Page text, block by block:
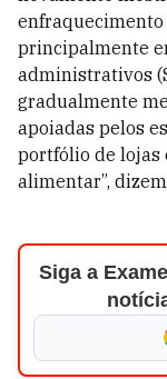
principalmente
administrativos
gradualmente
apoiadas pelos
portfólio de lojas
alimentar”,
Siga a